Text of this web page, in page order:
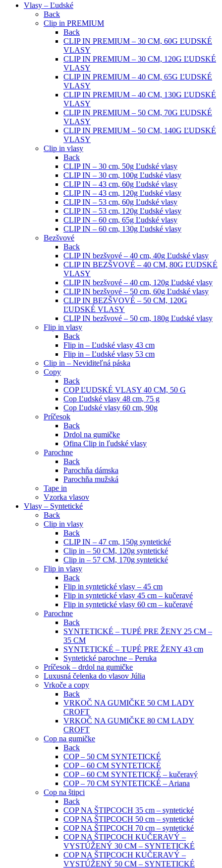
Vlasy – Ľudské
Back
Clip in PREMIUM
Back
CLIP IN PREMIUM – 30 CM, 60G ĽUDSKÉ
VLASY
CLIP IN PREMIUM – 30 CM, 120G ĽUDSKÉ
VLASY
CLIP IN PREMIUM – 40 CM, 65G ĽUDSKÉ
VLASY
CLIP IN PREMIUM – 40 CM, 130G ĽUDSKÉ
VLASY
CLIP IN PREMIUM – 50 CM, 70G ĽUDSKÉ
VLASY
CLIP IN PREMIUM – 50 CM, 140G ĽUDSKÉ
VLASY
Clip in vlasy
Back
CLIP IN – 30 cm, 50g Ľudské vlasy
CLIP IN – 30 cm, 100g Ľudské vlasy
CLIP IN – 43 cm, 60g Ľudské vlasy
CLIP IN – 43 cm, 120g Ľudské vlasy
CLIP IN – 53 cm, 60g Ľudské vlasy
CLIP IN – 53 cm, 120g Ľudské vlasy
CLIP IN – 60 cm, 65g Ľudské vlasy
CLIP IN – 60 cm, 130g Ľudské vlasy
Bezšvové
Back
CLIP IN bezšvové – 40 cm, 40g Ľudské vlasy
CLIP IN BEZŠVOVÉ – 40 CM, 80G ĽUDSKÉ
VLASY
CLIP IN bezšvové – 40 cm, 120g Ľudské vlasy
CLIP IN bezšvové – 50 cm, 60g Ľudské vlasy
CLIP IN BEZŠVOVÉ – 50 CM, 120G
ĽUDSKÉ VLASY
CLIP IN bezšvové – 50 cm, 180g Ľudské vlasy
Flip in vlasy
Back
Flip in – Ľudské vlasy 43 cm
Flip in – Ľudské vlasy 53 cm
Clip in – Neviditeľná páska
Copy
Back
COP ĽUDSKÉ VLASY 40 CM, 50 G
Cop Ľudské vlasy 48 cm, 75 g
Cop Ľudské vlasy 60 cm, 90g
Príčesok
Back
Drdol na gumičke
Ofina Clip in ľudské vlasy
Parochne
Back
Parochňa dámska
Parochňa mužská
Tape in
Vzorka vlasov
Vlasy – Syntetické
Back
Clip in vlasy
Back
CLIP IN – 47 cm, 150g syntetické
Clip in – 50 CM, 120g syntetické
Clip in – 57 CM, 170g syntetické
Flip in vlasy
Back
Flip in syntetické vlasy – 45 cm
Flip in syntetické vlasy 45 cm – kučeravé
Flip in syntetické vlasy 60 cm – kučeravé
Parochne
Back
SYNTETICKÉ – TUPÉ PRE ŽENY 25 CM –
35 CM
SYNTETICKÉ – TUPÉ PRE ŽENY 43 cm
Syntetické parochne – Peruka
Príčesok – drdol na gumičke
Luxusná čelenka do vlasov Júlia
Vrkoče a copy
Back
VRKOČ NA GUMIČKE 50 CM LADY
CROFT
VRKOČ NA GUMIČKE 80 CM LADY
CROFT
Cop na gumičke
Back
COP – 50 CM SYNTETICKÉ
COP – 60 CM SYNTETICKÉ
COP – 60 CM SYNTETICKÉ – kučeravý
COP – 70 CM SYNTETICKÉ – Ariana
Cop na štipci
Back
COP NA ŠTIPCOCH 35 cm – syntetické
COP NA ŠTIPCOCH 50 cm – syntetické
COP NA ŠTIPCOCH 70 cm – syntetické
COP NA ŠTIPCOCH KUČERAVÝ –
VYSTÚŽENÝ 30 CM – SYNTETICKÉ
COP NA ŠTIPCOCH KUČERAVÝ –
VYSTÚŽENÝ 50 CM – SYNTETICKÉ